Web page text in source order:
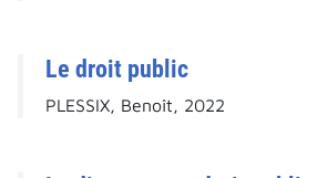
Le droit public
PLESSIX, Benoît, 2022